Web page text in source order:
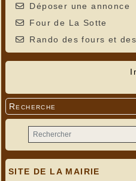
Déposer une annonce
Four de La Sotte
Rando des fours et
Recherche
SITE DE LA MAIRIE